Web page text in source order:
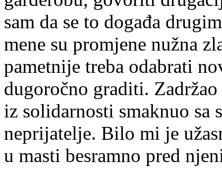
sam da se to događa
mene su promjene nužna
pametnije treba odabrati
dugoročno graditi.
iz solidarnosti smaknuo
neprijatelje. Bilo mi je
u masti besramno pred